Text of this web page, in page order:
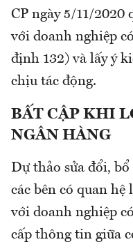
CP ngày 5/11/2020
với doanh nghiệp
định 132) và lấy ý
chịu tác động.
BẤT CẬP KHI
NGÂN HÀNG
Dự thảo sửa đổi,
các bên có quan
với doanh nghiệp
cấp thông tin giữa